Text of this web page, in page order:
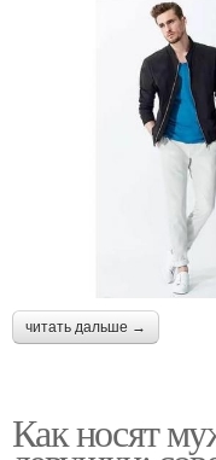
читать дальше →
Как носят